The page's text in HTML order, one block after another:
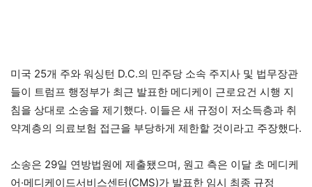
미국 25개 주와 워싱턴 D.C.의 민주당 소속 주지사 및 법무장관
들이 트럼프 행정부가 최근 발표한 메디케이 근로요건 시행 지
침을 상대로 소송을 제기했다. 이들은 새 규정이 저소득층과 취
약계층의 의료보험 접근을 부당하게 제한할 것이라고 주장했다.
소송은 29일 연방법원에 제출됐으며, 원고 측은 이달 초 메디케
어·메디케이드서비스센터(CMS)가 발표한 임시 최종 규정